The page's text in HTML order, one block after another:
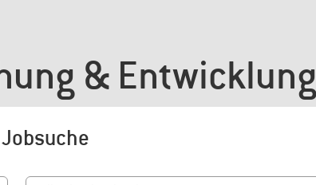
& Entwicklung